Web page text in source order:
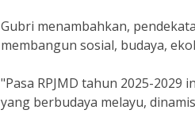
Gubri menambahkan,
membangun sosial, budaya,
"Pasa RPJMD tahun 2025-2029
yang berbudaya melayu,